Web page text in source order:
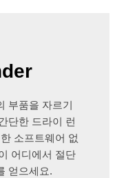
부품을 자르기
단한 드라이 런
소프트웨어 없
어디에서 절단
얻으세요.